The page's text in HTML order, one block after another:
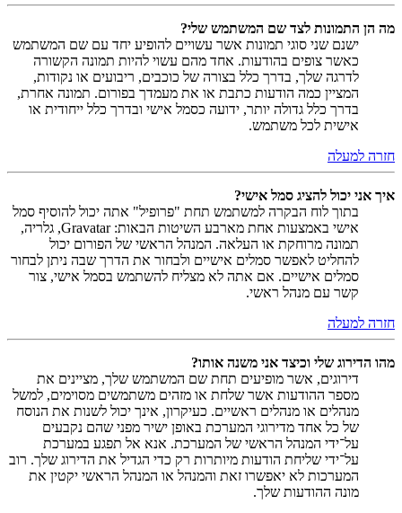
מה הן התמונות לצד שם המשתמש שלי?
ישנם שני סוגי תמונות אשר עשויים להופיע יחד עם שם המשתמש
כאשר צופים בהודעות. אחד מהם עשוי להיות תמונה הקשורה
לדרגה שלך, בדרך כלל בצורה של כוכבים, ריבועים או נקודות,
המציין כמה הודעות כתבת או את מעמדך בפורום. תמונה אחרת,
בדרך כלל גדולה יותר, ידועה כסמל אישי ובדרך כלל ייחודית או
אישית לכל משתמש.
חזרה למעלה
איך אני יכול להציג סמל אישי?
בתוך לוח הבקרה למשתמש תחת "פרופיל" אתה יכול להוסיף סמל
אישי באמצעות אחת מארבע השיטות הבאות: Gravatar, גלריה,
תמונה מרוחקת או העלאה. המנהל הראשי של הפורום יכול
להחליט לאפשר סמלים אישיים ולבחור את הדרך שבה ניתן לבחור
סמלים אישיים. אם אתה לא מצליח להשתמש בסמל אישי, צור
קשר עם מנהל ראשי.
חזרה למעלה
מהו הדירוג שלי וכיצד אני משנה אותו?
דירוגים, אשר מופיעים תחת שם המשתמש שלך, מציינים את
מספר ההודעות אשר שלחת או מזהים משתמשים מסוימים, למשל
מנהלים או מנהלים ראשיים. כעיקרון, אינך יכול לשנות את הנוסח
של כל אחד מדירוגי המערכת באופן ישיר מפני שהם נקבעים
על־ידי המנהל הראשי של המערכת. אנא אל תפגע במערכת
על־ידי שליחת הודעות מיותרות רק כדי הגדיל את הדירוג שלך. רוב
המערכות לא יאפשרו זאת והמנהל או המנהל הראשי יקטין את
מונה ההודעות שלך.